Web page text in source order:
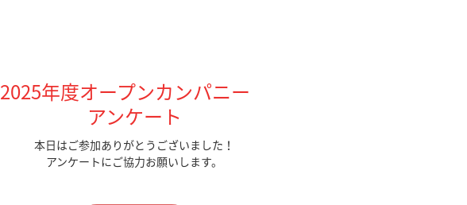
2025年度オープンカンパニー
アンケート
本日はご参加ありがとうございました！
アンケートにご協力お願いします。